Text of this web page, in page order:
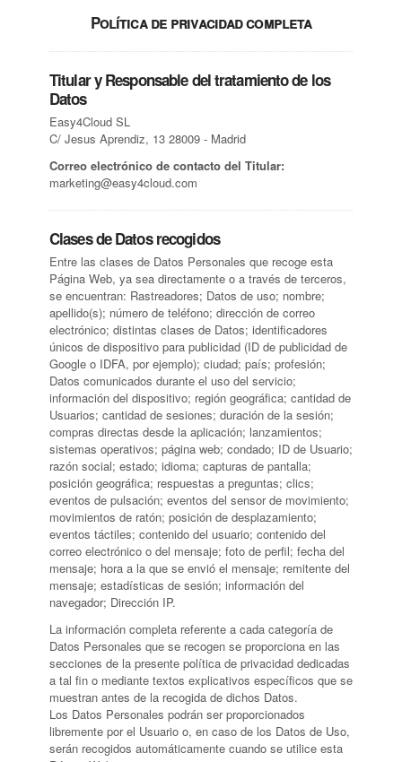
Política de privacidad completa
Titular y Responsable del tratamiento de los
Datos
Easy4Cloud SL
C/ Jesus Aprendiz, 13 28009 - Madrid
Correo electrónico de contacto del Titular:
marketing@easy4cloud.com
Clases de Datos recogidos
Entre las clases de Datos Personales que recoge esta
Página Web, ya sea directamente o a través de terceros,
se encuentran: Rastreadores; Datos de uso; nombre;
apellido(s); número de teléfono; dirección de correo
electrónico; distintas clases de Datos; identificadores
únicos de dispositivo para publicidad (ID de publicidad de
Google o IDFA, por ejemplo); ciudad; país; profesión;
Datos comunicados durante el uso del servicio;
información del dispositivo; región geográfica; cantidad de
Usuarios; cantidad de sesiones; duración de la sesión;
compras directas desde la aplicación; lanzamientos;
sistemas operativos; página web; condado; ID de Usuario;
razón social; estado; idioma; capturas de pantalla;
posición geográfica; respuestas a preguntas; clics;
eventos de pulsación; eventos del sensor de movimiento;
movimientos de ratón; posición de desplazamiento;
eventos táctiles; contenido del usuario; contenido del
correo electrónico o del mensaje; foto de perfil; fecha del
mensaje; hora a la que se envió el mensaje; remitente del
mensaje; estadísticas de sesión; información del
navegador; Dirección IP.
La información completa referente a cada categoría de
Datos Personales que se recogen se proporciona en las
secciones de la presente política de privacidad dedicadas
a tal fin o mediante textos explicativos específicos que se
muestran antes de la recogida de dichos Datos.
Los Datos Personales podrán ser proporcionados
libremente por el Usuario o, en caso de los Datos de Uso,
serán recogidos automáticamente cuando se utilice esta